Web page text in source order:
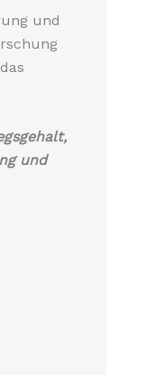
und
und